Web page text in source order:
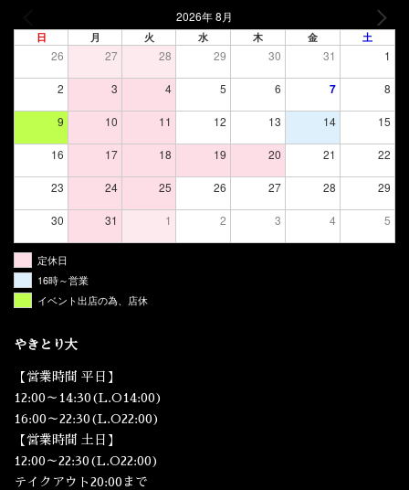
2026年 8月
日 月 火 水 木 金 土
26 27 28 29 30 31 1
2 3 4 5 6 7 8
9 10 11 12 13 14 15
16 17 18 19 20 21 22
23 24 25 26 27 28 29
30 31 1 2 3 4 5
定休日
16時～営業
イベント出店の為、店休
やきとり大
【営業時間 平日】
12:00～14:30(L.O14:00)
16:00～22:30(L.O22:00)
【営業時間 土日】
12:00～22:30(L.O22:00)
テイクアウト20:00まで